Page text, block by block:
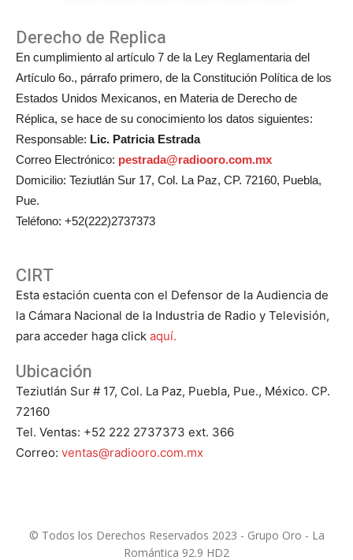
Derecho de Replica
En cumplimiento al artículo 7 de la Ley Reglamentaria del
Artículo 6o., párrafo primero, de la Constitución Política de los
Estados Unidos Mexicanos, en Materia de Derecho de
Réplica, se hace de su conocimiento los datos siguientes:
Responsable: Lic. Patricia Estrada
Correo Electrónico: pestrada@radiooro.com.mx
Domicilio: Teziutlán Sur 17, Col. La Paz, CP. 72160, Puebla,
Pue.
Teléfono: +52(222)2737373
CIRT
Esta estación cuenta con el Defensor de la Audiencia de
la Cámara Nacional de la Industria de Radio y Televisión,
para acceder haga click aquí.
Ubicación
Teziutlán Sur # 17, Col. La Paz, Puebla, Pue., México. CP.
72160
Tel. Ventas: +52 222 2737373 ext. 366
Correo: ventas@radiooro.com.mx
© Todos los Derechos Reservados 2023 - Grupo Oro - La
Romántica 92.9 HD2